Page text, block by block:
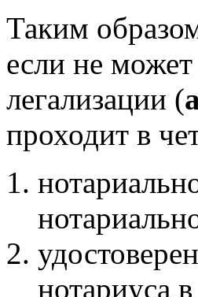
Таким
если не
легализации (
проходит в
нотариуса